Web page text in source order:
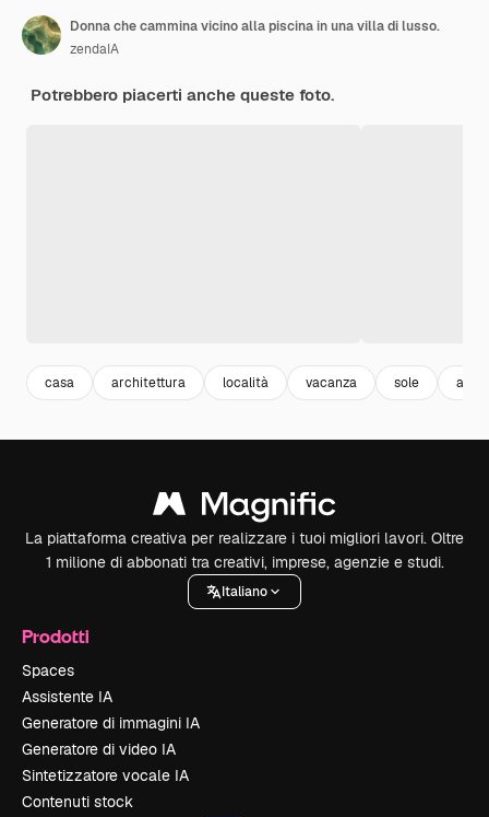
Donna che cammina vicino alla piscina in una villa di lusso.
zendaIA
Potrebbero piacerti anche queste foto.
casa architettura località vacanza sole
La piattaforma creativa per realizzare i tuoi migliori lavori. Oltre
1 milione di abbonati tra creativi, imprese, agenzie e studi.
Italiano
Prodotti
Spaces
Assistente IA
Generatore di immagini IA
Generatore di video IA
Sintetizzatore vocale IA
Contenuti stock